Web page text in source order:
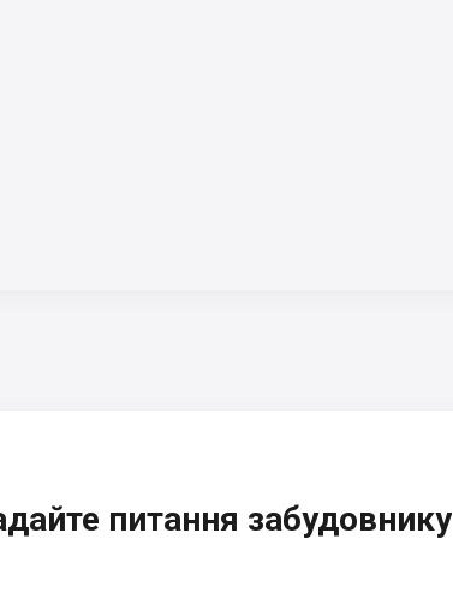
питання забудовнику